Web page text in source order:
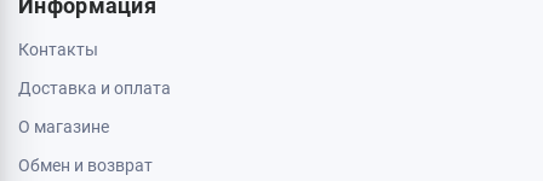
Информация
Контакты
Доставка и оплата
О магазине
Обмен и возврат